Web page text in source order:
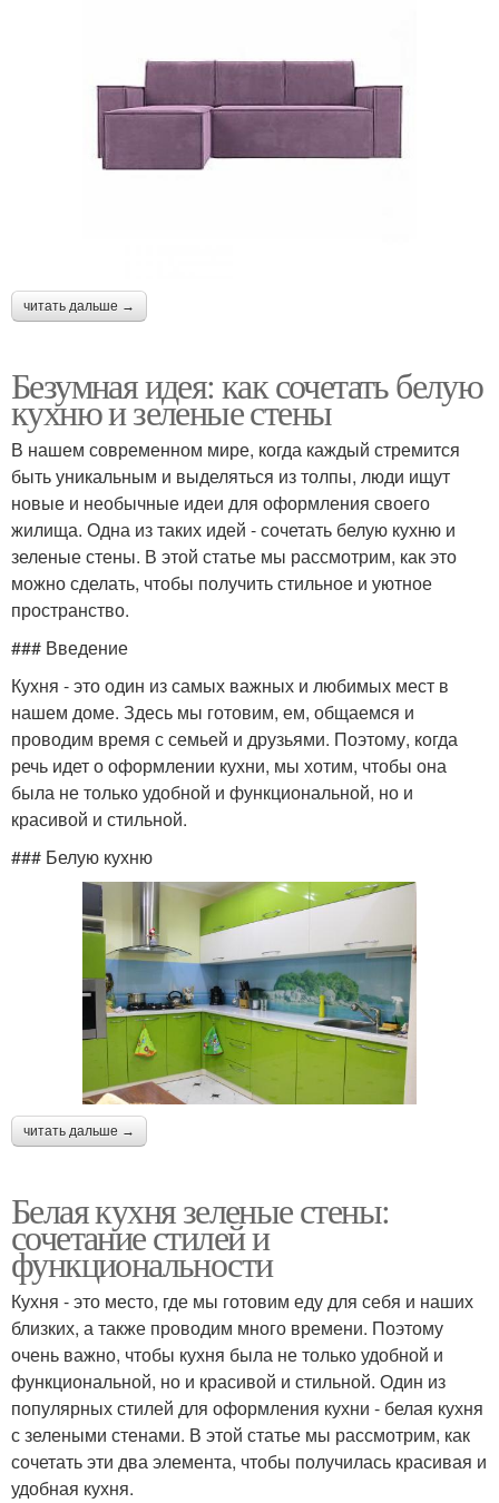
читать дальше →
Безумная идея: как сочетать белую
кухню и зеленые стены
В нашем современном мире, когда каждый стремится
быть уникальным и выделяться из толпы, люди ищут
новые и необычные идеи для оформления своего
жилища. Одна из таких идей - сочетать белую кухню и
зеленые стены. В этой статье мы рассмотрим, как это
можно сделать, чтобы получить стильное и уютное
пространство.
### Введение
Кухня - это один из самых важных и любимых мест в
нашем доме. Здесь мы готовим, ем, общаемся и
проводим время с семьей и друзьями. Поэтому, когда
речь идет о оформлении кухни, мы хотим, чтобы она
была не только удобной и функциональной, но и
красивой и стильной.
### Белую кухню
читать дальше →
Белая кухня зеленые стены:
сочетание стилей и
функциональности
Кухня - это место, где мы готовим еду для себя и наших
близких, а также проводим много времени. Поэтому
очень важно, чтобы кухня была не только удобной и
функциональной, но и красивой и стильной. Один из
популярных стилей для оформления кухни - белая кухня
с зелеными стенами. В этой статье мы рассмотрим, как
сочетать эти два элемента, чтобы получилась красивая и
удобная кухня.